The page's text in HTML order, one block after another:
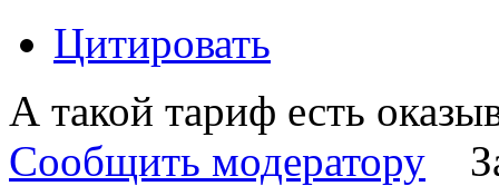
Цитировать
А такой тариф есть
Сообщить модератору